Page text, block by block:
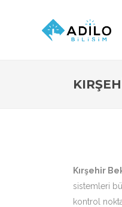
Kırşehir
sistemleri
kontrol